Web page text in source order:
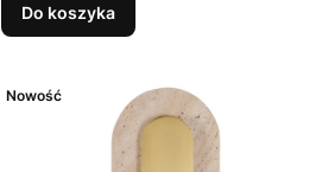
Do koszyka
Nowość